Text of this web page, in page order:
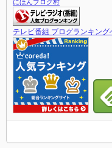
にほんブログ村
テレビ番組 ブログランキング